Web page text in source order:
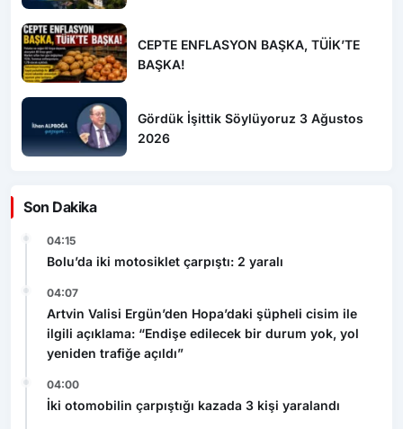
CEPTE ENFLASYON BAŞKA, TÜİK’TE
BAŞKA!
Gördük İşittik Söylüyoruz 3 Ağustos
2026
Son Dakika
04:15
Bolu’da iki motosiklet çarpıştı: 2 yaralı
04:07
Artvin Valisi Ergün’den Hopa’daki şüpheli cisim ile
ilgili açıklama: “Endişe edilecek bir durum yok, yol
yeniden trafiğe açıldı”
04:00
İki otomobilin çarpıştığı kazada 3 kişi yaralandı